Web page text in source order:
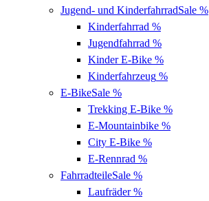
Jugend- und KinderfahrradSale %
Kinderfahrrad %
Jugendfahrrad %
Kinder E-Bike %
Kinderfahrzeug %
E-BikeSale %
Trekking E-Bike %
E-Mountainbike %
City E-Bike %
E-Rennrad %
FahrradteileSale %
Laufräder%